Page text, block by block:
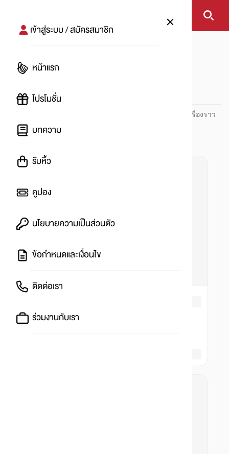
เข้าสู่ระบบ / สมัครสมาชิก
หน้าแรก
โปรโมชั่น
บทความ
รับหิ้ว
คูปอง
นโยบายความเป็นส่วนตัว
ข้อกำหนดและเงื่อนไข
ติดต่อเรา
ร่วมงานกับเรา
#
ปันโปร PUNPRO ที่ 1 ด้านโปรโมชัน อัปเดตและติดตามทุกเรื่องราว
โปรโมชัน